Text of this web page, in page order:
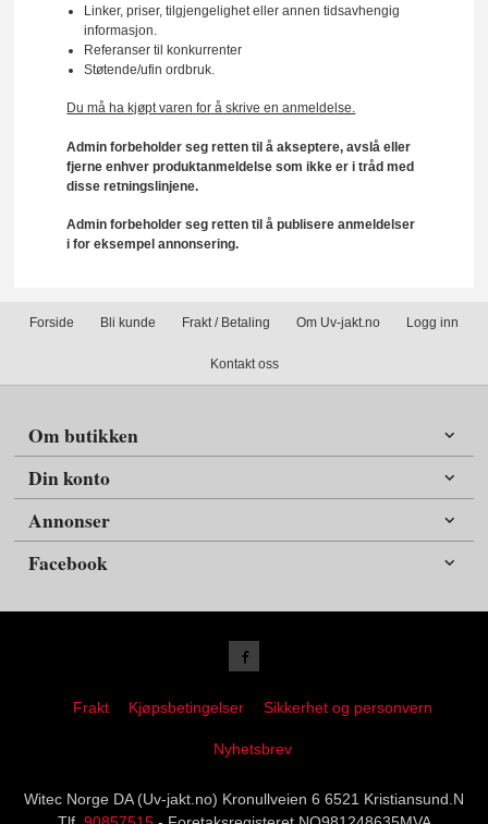
Linker, priser, tilgjengelighet eller annen tidsavhengig
informasjon.
Referanser til konkurrenter
Støtende/ufin ordbruk.
Du må ha kjøpt varen for å skrive en anmeldelse.
Admin forbeholder seg retten til å akseptere, avslå eller
fjerne enhver produktanmeldelse som ikke er i tråd med
disse retningslinjene.
Admin forbeholder seg retten til å publisere anmeldelser
i for eksempel annonsering.
Forside Bli kunde Frakt / Betaling Om Uv-jakt.no Logg inn
Kontakt oss
Om butikken
Din konto
Annonser
Facebook
Frakt Kjøpsbetingelser Sikkerhet og personvern
Nyhetsbrev
Witec Norge DA (Uv-jakt.no) Kronullveien 6 6521 Kristiansund.N